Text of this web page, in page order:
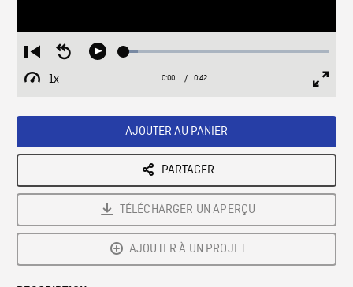
Restart
from
beginning
Seek
Play Loaded:
1x
Playback
Current
0:00 / Duration
0:42
AJOUTER AU PANIER
PARTAGER
TÉLÉCHARGER UN APERÇU
AJOUTER À UN PROJET